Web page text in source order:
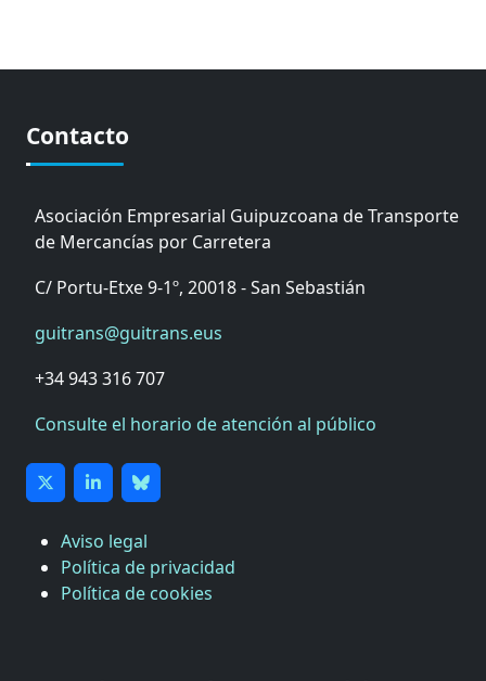
Contacto
Asociación Empresarial Guipuzcoana de Transporte
de Mercancías por Carretera
C/ Portu-Etxe 9-1º, 20018 - San Sebastián
guitrans@guitrans.eus
+34 943 316 707
Consulte el horario de atención al público
Aviso legal
Política de privacidad
Política de cookies